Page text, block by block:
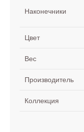
Наконечники
Цвет
Вес
Производитель
Коллекция